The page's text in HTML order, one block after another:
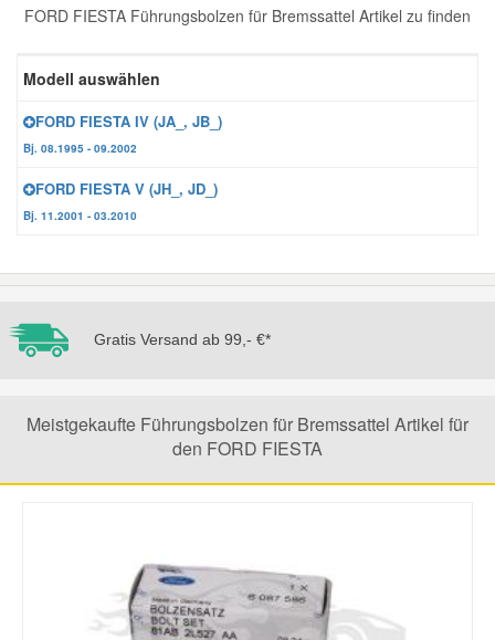
FORD FIESTA Führungsbolzen für Bremssattel Artikel zu finden
Modell auswählen
FORD FIESTA IV (JA_, JB_)
Bj. 08.1995 - 09.2002
FORD FIESTA V (JH_, JD_)
Bj. 11.2001 - 03.2010
Gratis Versand ab 99,- €*
Meistgekaufte Führungsbolzen für Bremssattel Artikel für
den FORD FIESTA
Reparatur-Zubehör
Schlüsselgehäuse
Winter-Autozubehör
Hyundai Ersatzteile
Jeep Ersatzteile
Kia Ersatzteile
Lancia Ersatzteile
Mercedes Ersatzteile